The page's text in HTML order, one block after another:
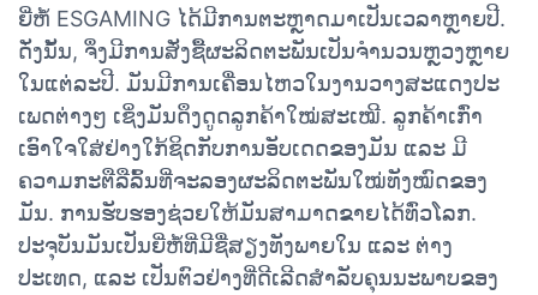
ຍີ່ຫໍ້ ESGAMING ໄດ້ມີການຕະຫຼາດມາເປັນເວລາຫຼາຍປີ.
ດັ່ງນັ້ນ, ຈຶ່ງມີການສັ່ງຊື້ຜະລິດຕະພັນເປັນຈຳນວນຫຼວງຫຼາຍ
ໃນແຕ່ລະປີ. ມັນມີການເຄື່ອນໄຫວໃນງານວາງສະແດງປະ
ເພດຕ່າງໆ ເຊິ່ງມັນດຶງດູດລູກຄ້າໃໝ່ສະເໝີ. ລູກຄ້າເກົ່າ
ເອົາໃຈໃສ່ຢ່າງໃກ້ຊິດກັບການອັບເດດຂອງມັນ ແລະ ມີ
ຄວາມກະຕືລືລົ້ນທີ່ຈະລອງຜະລິດຕະພັນໃໝ່ທັງໝົດຂອງ
ມັນ. ການຮັບຮອງຊ່ວຍໃຫ້ມັນສາມາດຂາຍໄດ້ທົ່ວໂລກ.
ປະຈຸບັນມັນເປັນຍີ່ຫໍ້ທີ່ມີຊື່ສຽງທັງພາຍໃນ ແລະ ຕ່າງ
ປະເທດ, ແລະ ເປັນຕົວຢ່າງທີ່ດີເລີດສຳລັບຄຸນນະພາບຂອງ